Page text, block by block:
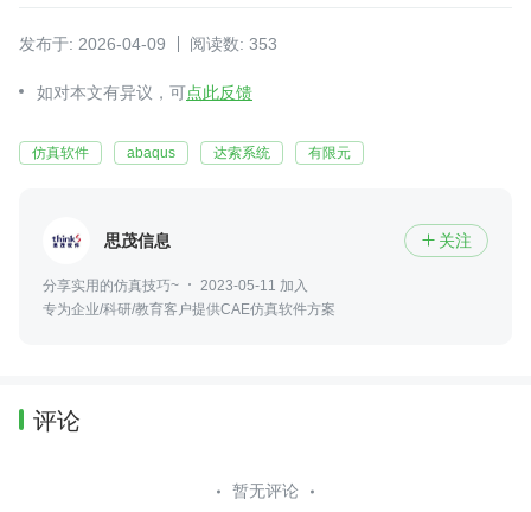
发布于: 2026-04-09 阅读数: 353
如对本文有异议，可点此反馈
仿真软件 abaqus 达索系统 有限元
思茂信息  关注
分享实用的仿真技巧~
2023-05-11 加入
专为企业/科研/教育客户提供CAE仿真软件方案
评论
暂无评论